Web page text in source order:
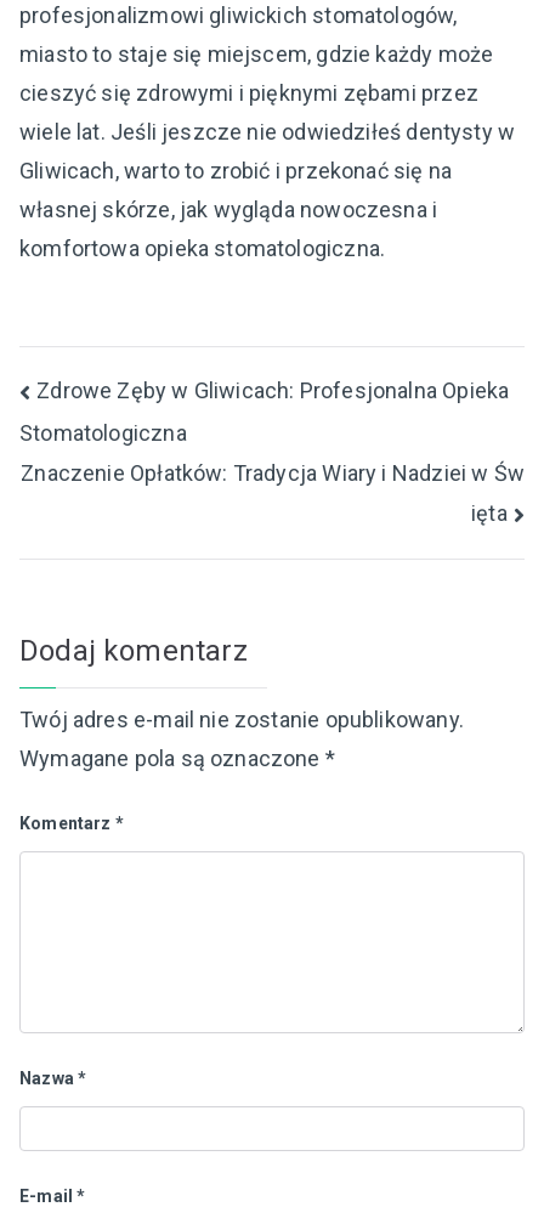
profesjonalizmowi gliwickich stomatologów,
miasto to staje się miejscem, gdzie każdy może
cieszyć się zdrowymi i pięknymi zębami przez
wiele lat. Jeśli jeszcze nie odwiedziłeś dentysty w
Gliwicach, warto to zrobić i przekonać się na
własnej skórze, jak wygląda nowoczesna i
komfortowa opieka stomatologiczna.
Nawigacja
wpisu
Zdrowe Zęby w Gliwicach: Profesjonalna Opieka
Stomatologiczna
Znaczenie Opłatków: Tradycja Wiary i Nadziei w Św
ięta
Dodaj komentarz
Twój adres e-mail nie zostanie opublikowany.
Wymagane pola są oznaczone *
Komentarz *
Nazwa*
E-mail*